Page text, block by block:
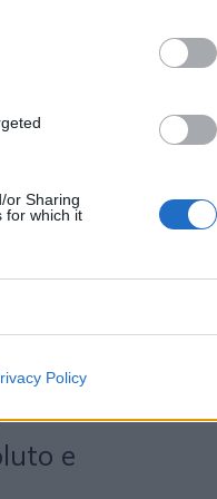
or Sharing
for which it
Policy
di
per
e